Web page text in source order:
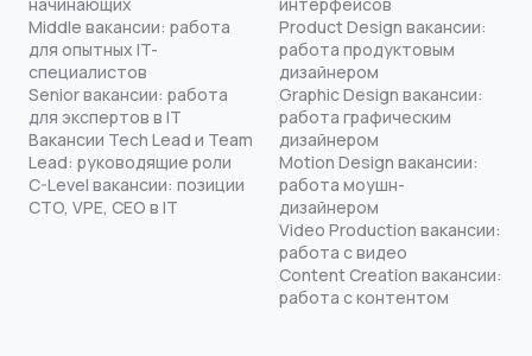
Middle вакансии: работа
для опытных IT-
специалистов
Senior вакансии: работа
для экспертов в IT
Вакансии Tech Lead и Team
Lead: руководящие роли
C-Level вакансии: позиции
CTO, VPE, CEO в IT
Product Design вакансии:
работа продуктовым
дизайнером
Graphic Design вакансии:
работа графическим
дизайнером
Motion Design вакансии:
работа моушн-
дизайнером
Video Production вакансии:
работа с видео
Content Creation вакансии:
работа с контентом